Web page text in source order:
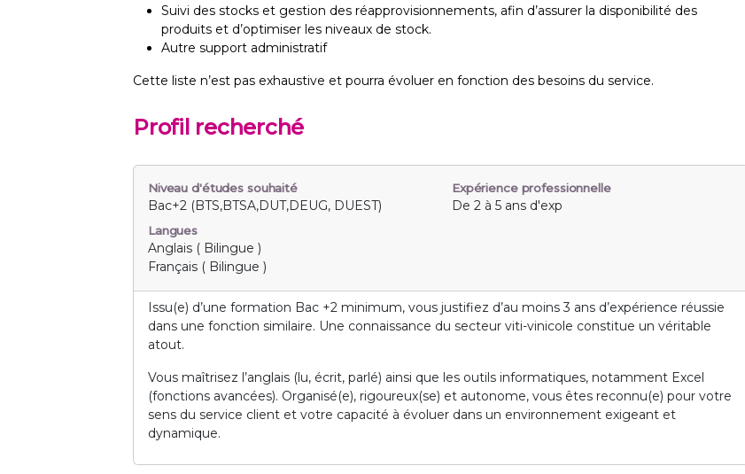
Suivi des stocks et gestion des réapprovisionnements, afin d’assurer la disponibilité des
produits et d’optimiser les niveaux de stock.
Autre support administratif
Cette liste n’est pas exhaustive et pourra évoluer en fonction des besoins du service.
Profil recherché
Niveau d'études souhaité
Bac+2 (BTS,BTSA,DUT,DEUG, DUEST)
Langues
Anglais ( Bilingue )
Français ( Bilingue )
Expérience professionnelle
De 2 à 5 ans d'exp
Issu(e) d’une formation Bac +2 minimum, vous justifiez d’au moins 3 ans d’expérience réussie
dans une fonction similaire. Une connaissance du secteur viti-vinicole constitue un véritable
atout.
Vous maîtrisez l’anglais (lu, écrit, parlé) ainsi que les outils informatiques, notamment Excel
(fonctions avancées). Organisé(e), rigoureux(se) et autonome, vous êtes reconnu(e) pour votre
sens du service client et votre capacité à évoluer dans un environnement exigeant et
dynamique.